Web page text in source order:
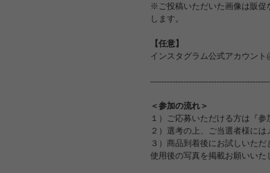
※ご投稿いただいた画像は販促
します。
【任意】
インスタグラム公式アカウント
＜参加の流れ＞
１）ご応募いただける方は『参
２）選考の上、ご当選者様に
３）商品到着後にお試しいた
使用後の写真を掲載お願いいた